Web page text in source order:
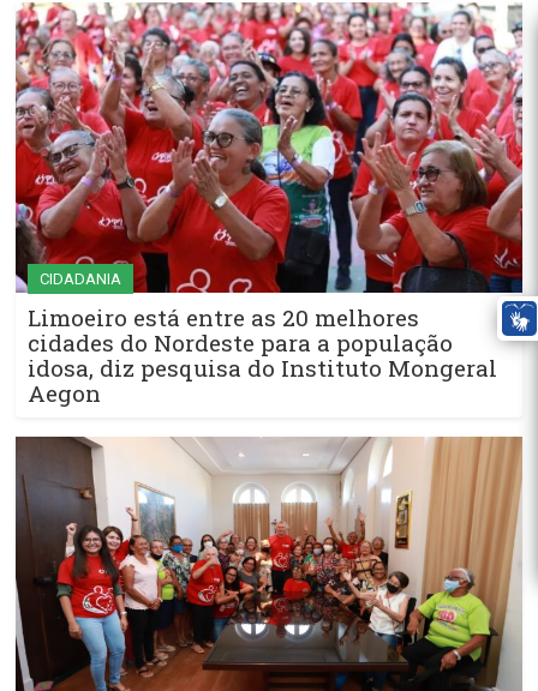
CIDADANIA
Limoeiro está entre as 20 melhores
cidades do Nordeste para a população
idosa, diz pesquisa do Instituto Mongeral
Aegon